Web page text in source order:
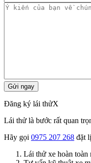
Đăng ký lái thửX
Lái thử là bước rất quan
Hãy gọi 0975 207 268 đặt
Lái thử xe hoàn toàn